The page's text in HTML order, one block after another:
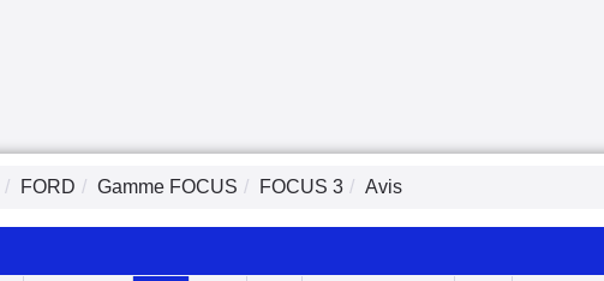
FORD Gamme FOCUS FOCUS 3 Avis